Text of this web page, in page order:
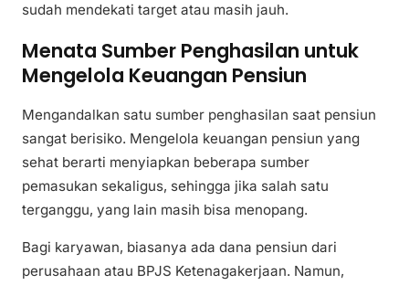
sudah mendekati target atau masih jauh.
Menata Sumber Penghasilan untuk
Mengelola Keuangan Pensiun
Mengandalkan satu sumber penghasilan saat pensiun
sangat berisiko. Mengelola keuangan pensiun yang
sehat berarti menyiapkan beberapa sumber
pemasukan sekaligus, sehingga jika salah satu
terganggu, yang lain masih bisa menopang.
Bagi karyawan, biasanya ada dana pensiun dari
perusahaan atau BPJS Ketenagakerjaan. Namun,